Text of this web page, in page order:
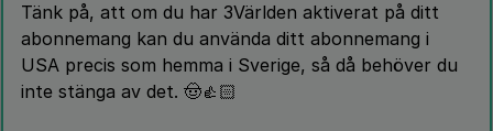
Tänk på, att om du har 3Världen aktiverat på ditt
abonnemang kan du använda ditt abonnemang i
USA precis som hemma i Sverige, så då behöver du
inte stänga av det. 🤠👍🏻